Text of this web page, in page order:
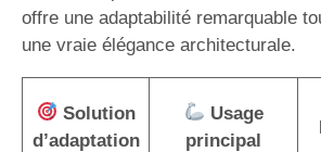
offre une adaptabilité remarquable
une vraie élégance architecturale.
Solution
d’adaptation
Usage
principal